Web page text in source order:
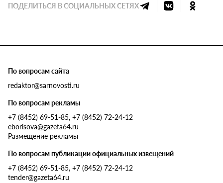
ПОДЕЛИТЬСЯ В СОЦИАЛЬНЫХ СЕТЯХ
По вопросам сайта
redaktor@sarnovosti.ru
По вопросам рекламы
+7 (8452) 69-51-85, +7 (8452) 72-24-12
eborisova@gazeta64.ru
Размещение рекламы
По вопросам публикации официальных извещений
+7 (8452) 69-51-85, +7 (8452) 72-24-12
tender@gazeta64.ru